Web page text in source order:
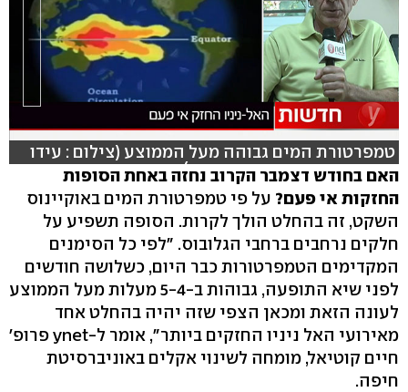
טמפרטורת המים גבוהה מעל הממוצע (צילום : עידו
בקר, אורי דוידוביץ וניצן דרור)
האם בחודש דצמבר הקרוב נחזה באחת הסופות
החזקות אי פעם? על פי טמפרטורת המים באוקיינוס
השקט, זה בהחלט הולך לקרות. הסופה תשפיע על
חלקים נרחבים ברחבי הגלובוס. "לפי כל הסימנים
המקדימים הטמפרטורות כבר היום, כשלושה חודשים
לפני שיא התופעה, גבוהות ב-5-4 מעלות מעל הממוצע
לעונה הזאת ומכאן הצפי שזה יהיה בהחלט אחד
מאירועי האל ניניו החזקים ביותר", אומר ל-ynet פרופ'
חיים קוטיאל, מומחה לשינוי אקלים באוניברסיטת
חיפה.